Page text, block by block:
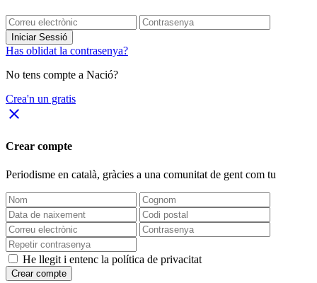
Iniciar Sessió
Has oblidat la contrasenya?
No tens compte a Nació?
Crea'n un gratis
close
Crear compte
Periodisme en català, gràcies a una comunitat de gent com tu
He llegit i entenc la política de privacitat
Crear compte